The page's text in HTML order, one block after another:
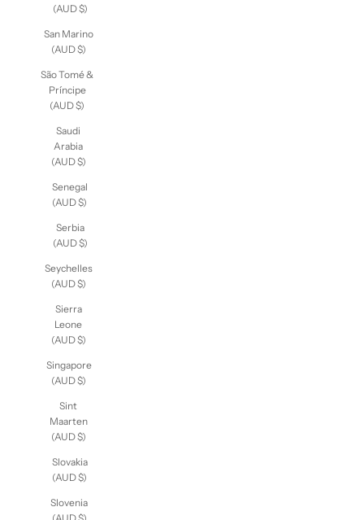
(AUD $)
San Marino
(AUD $)
São Tomé &
Príncipe
(AUD $)
Saudi
Arabia
(AUD $)
Senegal
(AUD $)
Serbia
(AUD $)
Seychelles
(AUD $)
Sierra
Leone
(AUD $)
Singapore
(AUD $)
Sint
Maarten
(AUD $)
Slovakia
(AUD $)
Slovenia